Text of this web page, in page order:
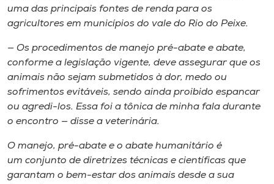
uma das principais fontes de renda para os
agricultores em municípios do vale do Rio do Peixe.
— Os procedimentos de manejo pré-abate e abate,
conforme a legislação vigente, deve assegurar que os
animais não sejam submetidos à dor, medo ou
sofrimentos evitáveis, sendo ainda proibido espancar
ou agredi-los. Essa foi a tônica de minha fala durante
o encontro — disse a veterinária.
O manejo, pré-abate e o abate humanitário é
um conjunto de diretrizes técnicas e científicas que
garantam o bem-estar dos animais desde a sua